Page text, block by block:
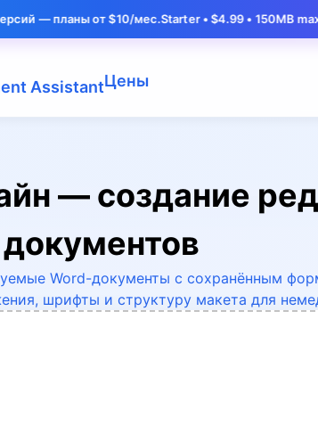
от $10/мес.Starter • $4.99 • 150MB maxНужно
AssistantЦены
— создание
документов
Word-документы с сохранённым
шрифты и структуру макета для